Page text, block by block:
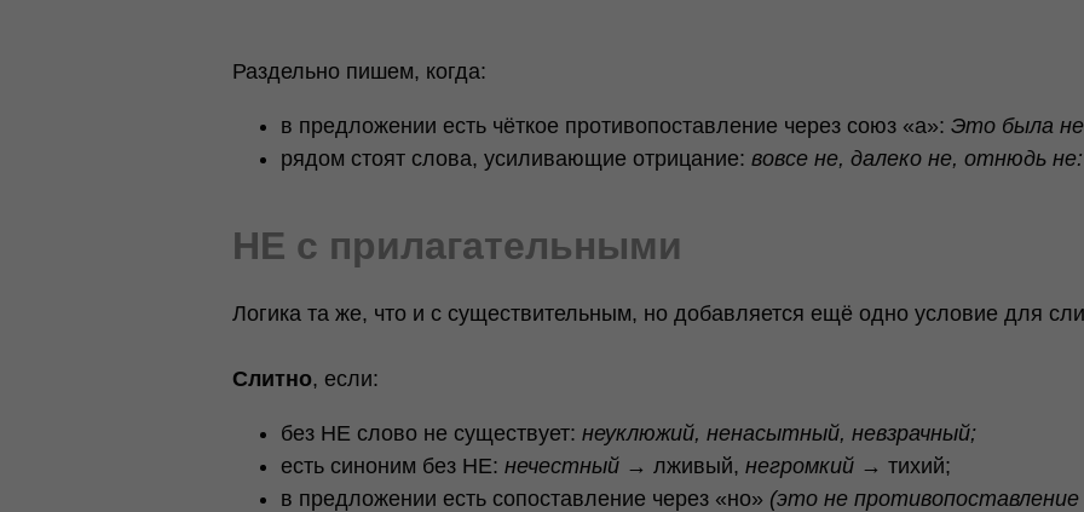
Раздельно пишем, когда:
в предложении есть чёткое противопоставление через союз «а»: Это была не
рядом стоят слова, усиливающие отрицание: вовсе не, далеко не, отнюдь
НЕ с прилагательными
Логика та же, что и с существительным, но добавляется ещё одно условие для
Слитно, если:
без НЕ слово не существует: неуклюжий, ненасытный, невзрачный;
есть синоним без НЕ: нечестный → лживый, негромкий → тихий;
в предложении есть сопоставление через «но» (это не